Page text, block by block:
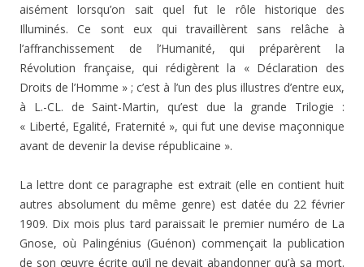
aisément lorsqu’on sait quel fut le rôle historique des
Illuminés. Ce sont eux qui travaillèrent sans relâche à
l’affranchissement de l’Humanité, qui préparèrent la
Révolution française, qui rédigèrent la « Déclaration des
Droits de l’Homme » ; c’est à l’un des plus illustres d’entre eux,
à L.-CL. de Saint-Martin, qu’est due la grande Trilogie :
« Liberté, Egalité, Fraternité », qui fut une devise maçonnique
avant de devenir la devise républicaine ».
La lettre dont ce paragraphe est extrait (elle en contient huit
autres absolument du même genre) est datée du 22 février
1909. Dix mois plus tard paraissait le premier numéro de La
Gnose, où Palingénius (Guénon) commen­çait la publication
de son œuvre écrite qu’il ne devait abandonner qu’à sa mort.